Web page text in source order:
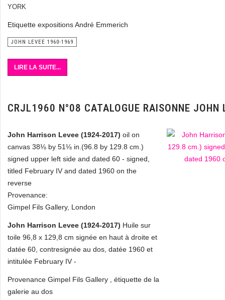
YORK
Etiquette expositions André Emmerich
JOHN LEVEE 1960-1969
LIRE LA SUITE...
CRJL1960 N°08 CATALOGUE RAISONNE JOHN
John Harrison Levee (1924-2017) oil on
canvas 38⅛ by 51⅛ in.(96.8 by 129.8 cm.)
signed upper left side and dated 60 - signed,
titled February IV and dated 1960 on the
reverse
Provenance:
Gimpel Fils Gallery, London
John Harrison Levee (1924-2017) Huile sur
toile 96,8 x 129,8 cm signée en haut à droite et
datée 60, contresignée au dos, datée 1960 et
intitulée February IV -
Provenance Gimpel Fils Gallery , étiquette de la
galerie au dos